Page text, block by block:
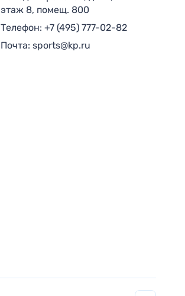
этаж 8, помещ. 800
Телефон: +7 (495) 777-02-82
Почта: sports@kp.ru